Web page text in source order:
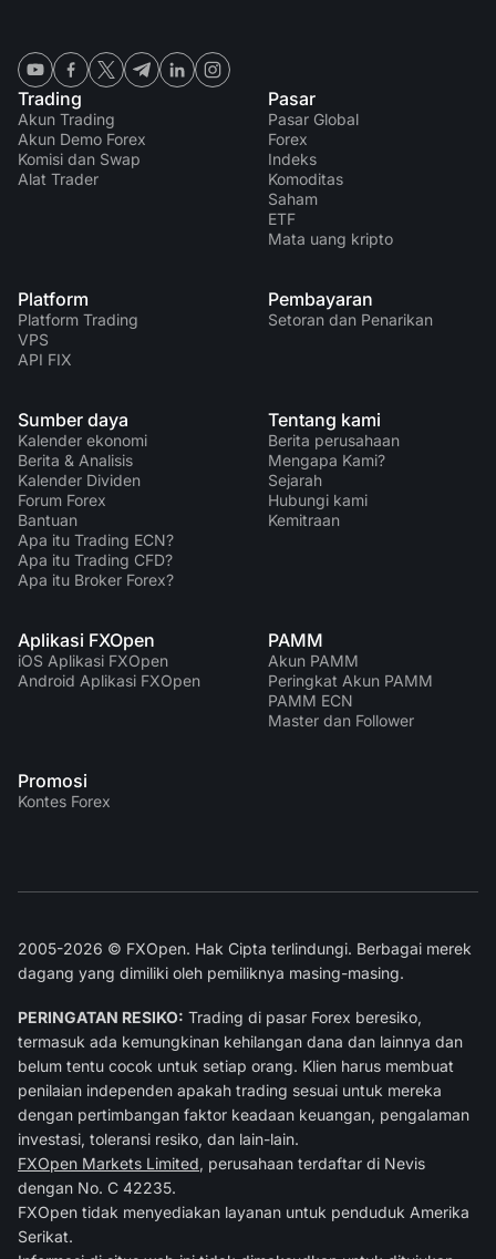
Trading
Akun Trading
Akun Demo Forex
Komisi dan Swap
Alat Trader
Pasar
Pasar Global
Forex
Indeks
Komoditas
Saham
ETF
Mata uang kripto
Platform
Platform Trading
VPS
API FIX
Pembayaran
Setoran dan Penarikan
Sumber daya
Kalender ekonomi
Berita & Analisis
Kalender Dividen
Forum Forex
Bantuan
Apa itu Trading ECN?
Apa itu Trading CFD?
Apa itu Broker Forex?
Tentang kami
Berita perusahaan
Mengapa Kami?
Sejarah
Hubungi kami
Kemitraan
Aplikasi FXOpen
iOS Aplikasi FXOpen
Android Aplikasi FXOpen
PAMM
Akun PAMM
Peringkat Akun PAMM
PAMM ECN
Master dan Follower
Promosi
Kontes Forex
2005-2026 © FXOpen. Hak Cipta terlindungi. Berbagai merek
dagang yang dimiliki oleh pemiliknya masing-masing.
PERINGATAN RESIKO: Trading di pasar Forex beresiko,
termasuk ada kemungkinan kehilangan dana dan lainnya dan
belum tentu cocok untuk setiap orang. Klien harus membuat
penilaian independen apakah trading sesuai untuk mereka
dengan pertimbangan faktor keadaan keuangan, pengalaman
investasi, toleransi resiko, dan lain-lain.
FXOpen Markets Limited, perusahaan terdaftar di Nevis
dengan No. C 42235.
FXOpen tidak menyediakan layanan untuk penduduk Amerika
Serikat.